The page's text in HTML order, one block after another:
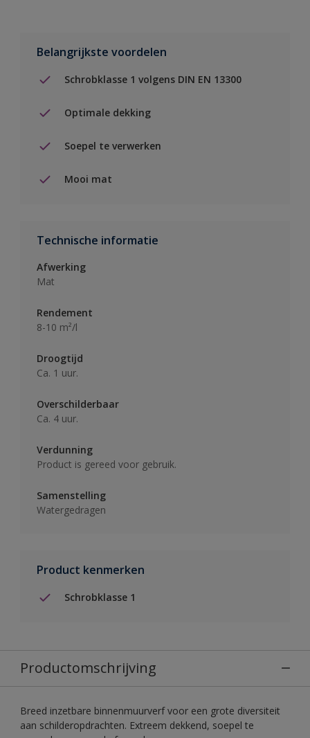
Belangrijkste voordelen
Schrobklasse 1 volgens DIN EN 13300
Optimale dekking
Soepel te verwerken
Mooi mat
Technische informatie
Afwerking
Mat
Rendement
8-10 m²/l
Droogtijd
Ca. 1 uur.
Overschilderbaar
Ca. 4 uur.
Verdunning
Product is gereed voor gebruik.
Samenstelling
Watergedragen
Product kenmerken
Schrobklasse 1
Productomschrijving
Breed inzetbare binnenmuurverf voor een grote diversiteit
aan schilderopdrachten. Extreem dekkend, soepel te